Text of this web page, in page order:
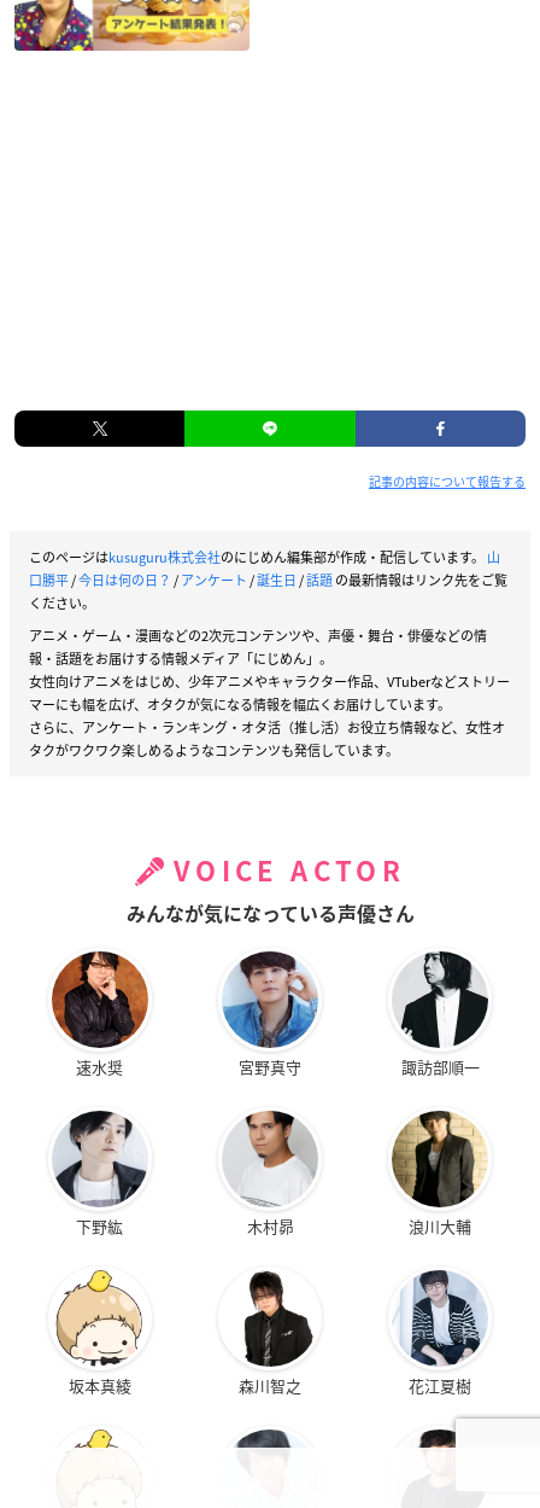
記事の内容について報告する
このページはkusuguru株式会社のにじめん編集部が作成・配信しています。 山
口勝平/今日は何の日？ /アンケート /誕生日/話題の最新情報はリンク先をご覧
ください。
アニメ・ゲーム・漫画などの2次元コンテンツや、声優・舞台・俳優などの情
報・話題をお届けする情報メディア「にじめん」。
女性向けアニメをはじめ、少年アニメやキャラクター作品、VTuberなどストリー
マーにも幅を広げ、オタクが気になる情報を幅広くお届けしています。
さらに、アンケート・ランキング・オタ活（推し活）お役立ち情報など、女性オ
タクがワクワク楽しめるようなコンテンツも発信しています。
VOICE ACTOR
みんなが気になっている声優さん
速水奨 宮野真守 諏訪部順一
下野紘 木村昴 浪川大輔
坂本真綾 森川智之 花江夏樹